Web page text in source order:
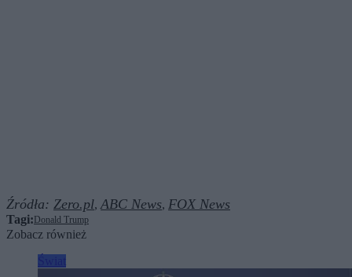
Źródła: Zero.pl, ABC News, FOX News
Tagi: Donald Trump
Zobacz również